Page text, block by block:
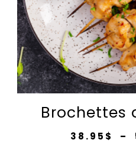
Brochettes
38.95 $ –